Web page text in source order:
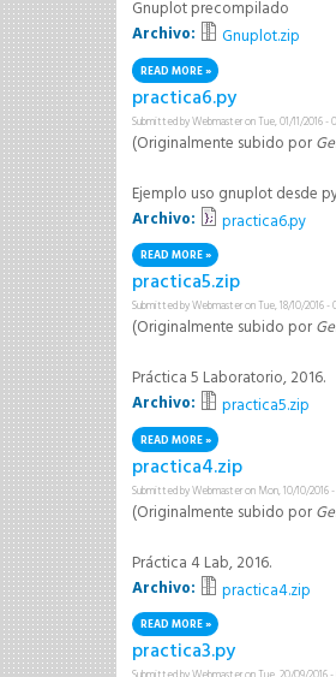
Gnuplot precompilado
Archivo:
Gnuplot.zip
READ MOREABOUT GNUPLOT.ZIP
practica6.py
Submitted byWebmasteron Tue, 01/11/2016 -
(Originalmente subido por
Ejemplo uso gnuplot desde
Archivo:
practica6.py
READ MOREABOUT PRACTICA6.PY
practica5.zip
Submitted byWebmasteron Tue, 18/10/2016 -
(Originalmente subido por
Práctica 5 Laboratorio, 2016.
Archivo:
practica5.zip
READ MOREABOUT PRACTICA5.ZIP
practica4.zip
Submitted byWebmasteron Mon, 10/10/2016 -
(Originalmente subido por
Práctica 4 Lab, 2016.
Archivo:
practica4.zip
READ MOREABOUT PRACTICA4.ZIP
practica3.py